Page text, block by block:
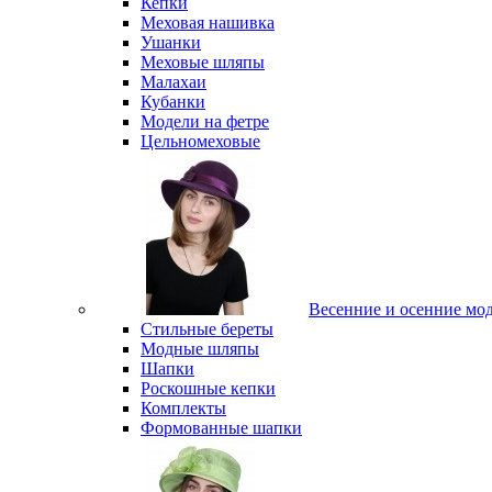
Меховая нашивка
Ушанки
Меховые шляпы
Малахаи
Кубанки
Модели на фетре
Цельномеховые
Весенние и осенние
Стильные береты
Модные шляпы
Шапки
Роскошные кепки
Комплекты
Формованные шапки